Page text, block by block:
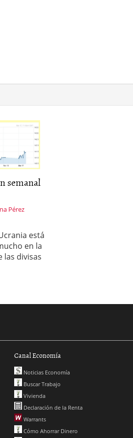
semanal
Pérez
está
en la
las divisas
Canal Economía
Noticias Economía
Buscar Trabajo
Vivienda
Declaración de la Renta
Warrants
Cómo Ahorrar Dinero